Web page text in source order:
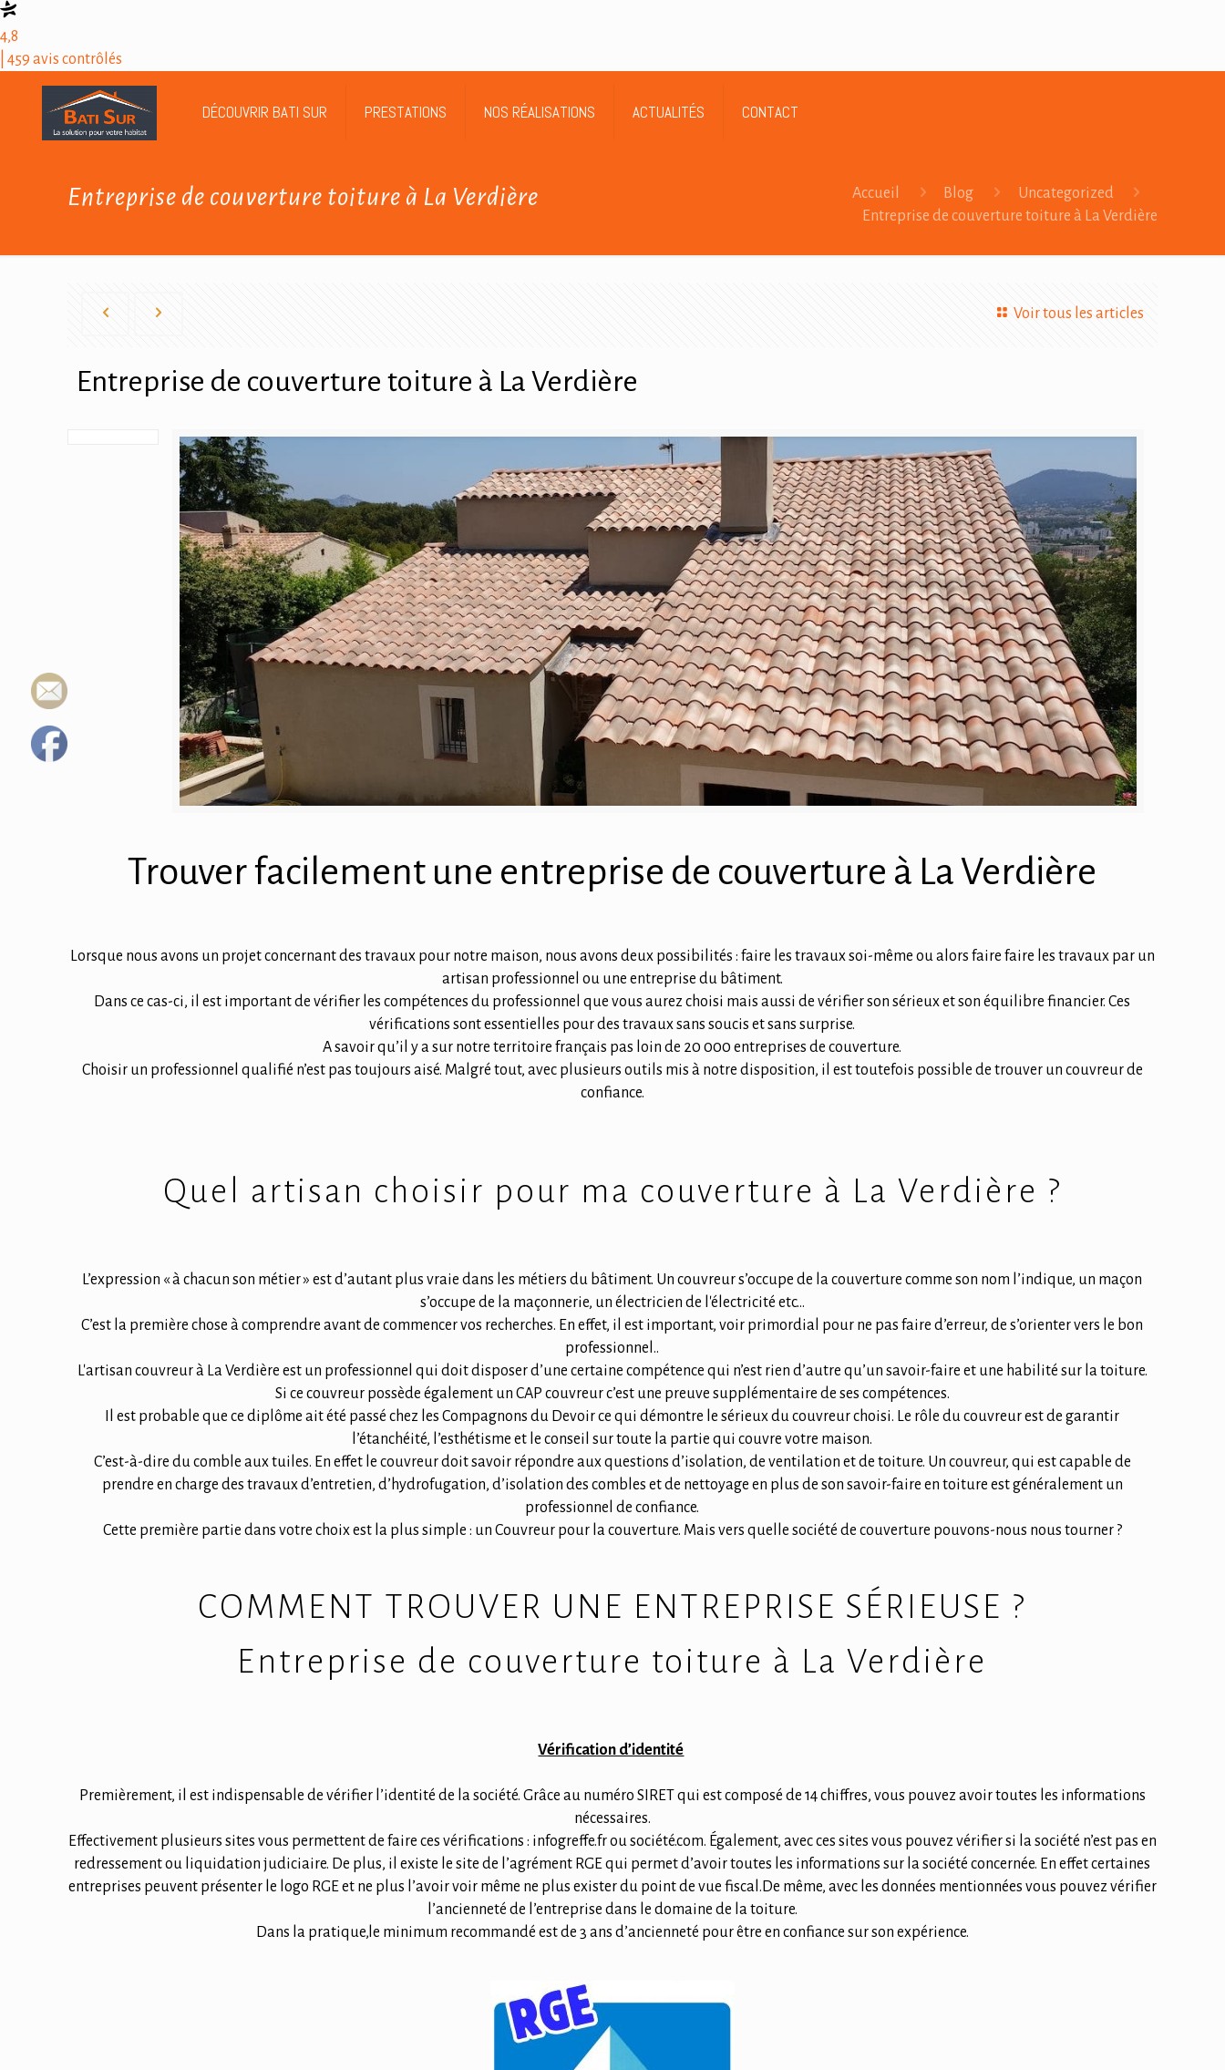
4,8
| 459 avis contrôlés
DÉCOUVRIR BATI SUR PRESTATIONS NOS RÉALISATIONS ACTUALITÉS CONTACT
Entreprise de couverture toiture à La Verdière Accueil Blog
Uncategorized
Entreprise de couverture toiture à La Verdière
Voir tous les articles
Entreprise de couverture toiture à La Verdière
Trouver facilement une entreprise de couverture à La Verdière
Lorsque nous avons un projet concernant des travaux pour notre maison, nous avons deux possibilités : faire les travaux soi-même ou alors faire faire les travaux par un
artisan professionnel ou une entreprise du bâtiment.
Dans ce cas-ci, il est important de vérifier les compétences du professionnel que vous aurez choisi mais aussi de vérifier son sérieux et son équilibre financier. Ces
vérifications sont essentielles pour des travaux sans soucis et sans surprise.
A savoir qu’il y a sur notre territoire français pas loin de 20 000 entreprises de couverture.
Choisir un professionnel qualifié n’est pas toujours aisé. Malgré tout, avec plusieurs outils mis à notre disposition, il est toutefois possible de trouver un couvreur de
confiance.
Quel artisan choisir pour ma couverture à La Verdière ?
L’expression « à chacun son métier » est d’autant plus vraie dans les métiers du bâtiment. Un couvreur s’occupe de la couverture comme son nom l’indique, un maçon
s’occupe de la maçonnerie, un électricien de l'électricité etc...
C’est la première chose à comprendre avant de commencer vos recherches. En effet, il est important, voir primordial pour ne pas faire d’erreur, de s’orienter vers le bon
professionnel..
L'artisan couvreur à La Verdière est un professionnel qui doit disposer d’une certaine compétence qui n’est rien d’autre qu’un savoir-faire et une habilité sur la toiture.
Si ce couvreur possède également un CAP couvreur c’est une preuve supplémentaire de ses compétences.
Il est probable que ce diplôme ait été passé chez les Compagnons du Devoir ce qui démontre le sérieux du couvreur choisi. Le rôle du couvreur est de garantir
l’étanchéité, l’esthétisme et le conseil sur toute la partie qui couvre votre maison.
C’est-à-dire du comble aux tuiles. En effet le couvreur doit savoir répondre aux questions d’isolation, de ventilation et de toiture. Un couvreur, qui est capable de
prendre en charge des travaux d’entretien, d’hydrofugation, d’isolation des combles et de nettoyage en plus de son savoir-faire en toiture est généralement un
professionnel de confiance.
Cette première partie dans votre choix est la plus simple : un Couvreur pour la couverture. Mais vers quelle société de couverture pouvons-nous nous tourner ?
COMMENT TROUVER UNE ENTREPRISE SÉRIEUSE ?
Entreprise de couverture toiture à La Verdière
Vérification d’identité
Premièrement, il est indispensable de vérifier l’identité de la société. Grâce au numéro SIRET qui est composé de 14 chiffres, vous pouvez avoir toutes les informations
nécessaires.
Effectivement plusieurs sites vous permettent de faire ces vérifications : infogreffe.fr ou société.com. Également, avec ces sites vous pouvez vérifier si la société n’est pas en
redressement ou liquidation judiciaire. De plus, il existe le site de l’agrément RGE qui permet d’avoir toutes les informations sur la société concernée. En effet certaines
entreprises peuvent présenter le logo RGE et ne plus l’avoir voir même ne plus exister du point de vue fiscal.De même, avec les données mentionnées vous pouvez vérifier
l’ancienneté de l’entreprise dans le domaine de la toiture.
Dans la pratique,le minimum recommandé est de 3 ans d’ancienneté pour être en confiance sur son expérience.